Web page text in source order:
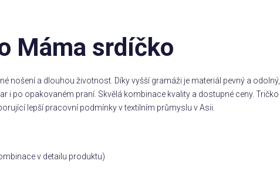
Máma srdíčko
nošení a dlouhou životnost. Díky vyšší gramáži je materiál pevný a odolný,
i po opakovaném praní. Skvělá kombinace kvality a dostupné ceny. Tričko
lepší pracovní podmínky v textilním průmyslu v Asii.
v detailu produktu)